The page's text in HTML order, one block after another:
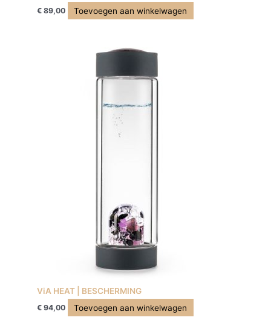
€ 89,00 Toevoegen aan winkelwagen
ViA HEAT | BESCHERMING
€ 94,00 Toevoegen aan winkelwagen